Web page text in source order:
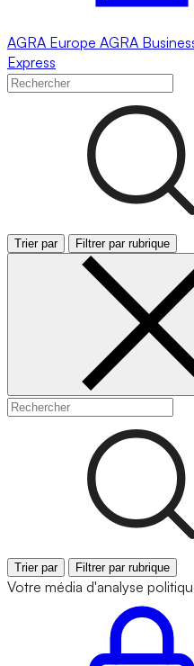
AGRA Europe AGRA
Express
Trier par Filtrer par rubrique
Trier par Filtrer par rubrique
Votre média d'analyse